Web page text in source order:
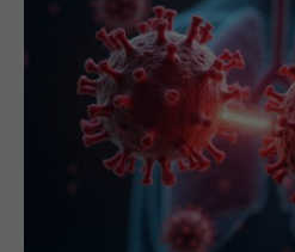
NB.1.8.1, noua variantă
infecțiile. Care sunt